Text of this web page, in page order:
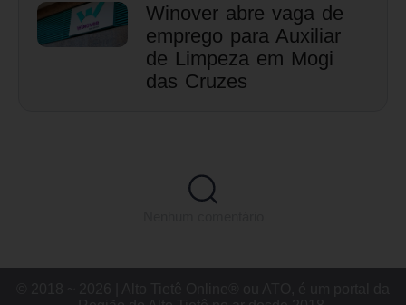
Winover abre vaga de
emprego para Auxiliar
de Limpeza em Mogi
das Cruzes